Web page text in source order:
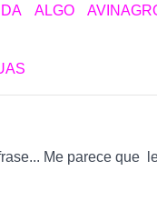
ALGO
Me parece que